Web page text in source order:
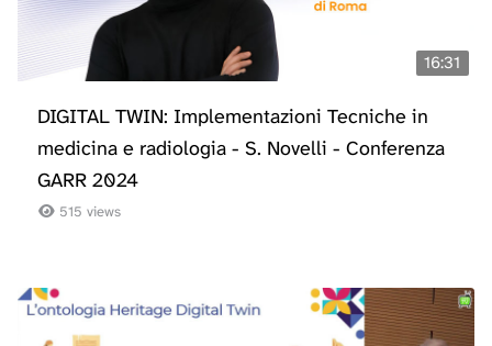
16:31
DIGITAL TWIN: Implementazioni Tecniche in
medicina e radiologia - S. Novelli - Conferenza
GARR 2024
515 views